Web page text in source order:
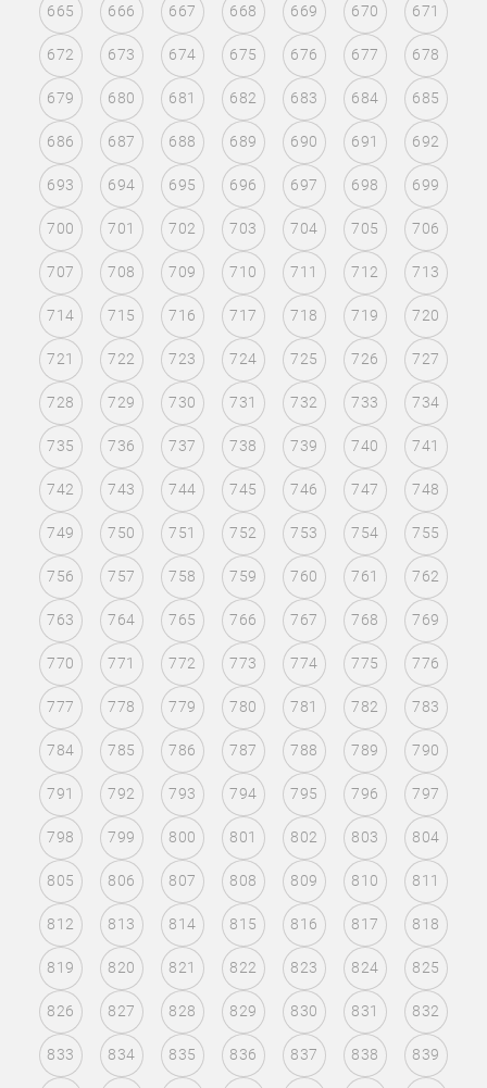
665 666 667 668 669 670 671
672 673 674 675 676 677 678
679 680 681 682 683 684 685
686 687 688 689 690 691 692
693 694 695 696 697 698 699
700 701 702 703 704 705 706
707 708 709 710 711 712 713
714 715 716 717 718 719 720
721 722 723 724 725 726 727
728 729 730 731 732 733 734
735 736 737 738 739 740 741
742 743 744 745 746 747 748
749 750 751 752 753 754 755
756 757 758 759 760 761 762
763 764 765 766 767 768 769
770 771 772 773 774 775 776
777 778 779 780 781 782 783
784 785 786 787 788 789 790
791 792 793 794 795 796 797
798 799 800 801 802 803 804
805 806 807 808 809 810 811
812 813 814 815 816 817 818
819 820 821 822 823 824 825
826 827 828 829 830 831 832
833 834 835 836 837 838 839